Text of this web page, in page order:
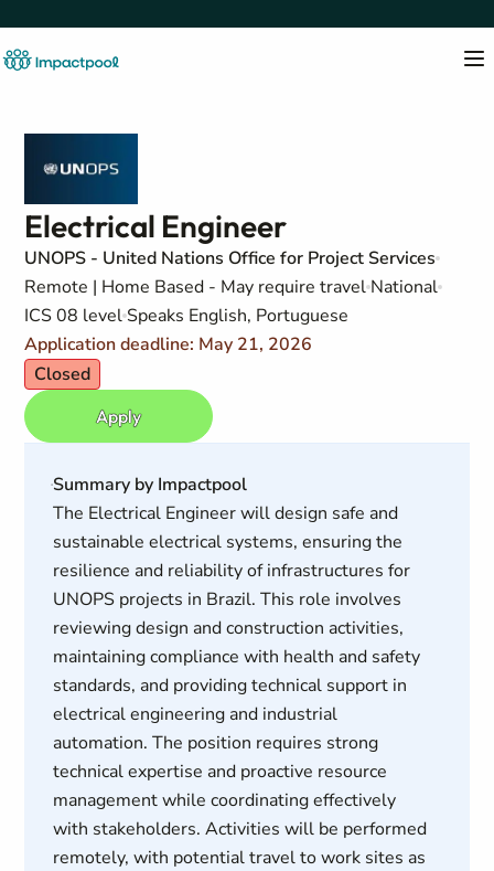
Electrical Engineer
UNOPS - United Nations Office for Project Services
Remote | Home Based - May require travel National
ICS 08 level Speaks English, Portuguese
Application deadline: May 21, 2026
Closed
Apply
Summary by Impactpool
The Electrical Engineer will design safe and
sustainable electrical systems, ensuring the
resilience and reliability of infrastructures for
UNOPS projects in Brazil. This role involves
reviewing design and construction activities,
maintaining compliance with health and safety
standards, and providing technical support in
electrical engineering and industrial
automation. The position requires strong
technical expertise and proactive resource
management while coordinating effectively
with stakeholders. Activities will be performed
remotely, with potential travel to work sites as